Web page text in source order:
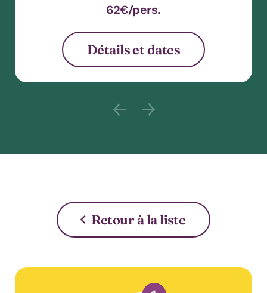
62€/pers.
Détails et dates
Previous slide content : null
Next slide content :
Retour à la liste